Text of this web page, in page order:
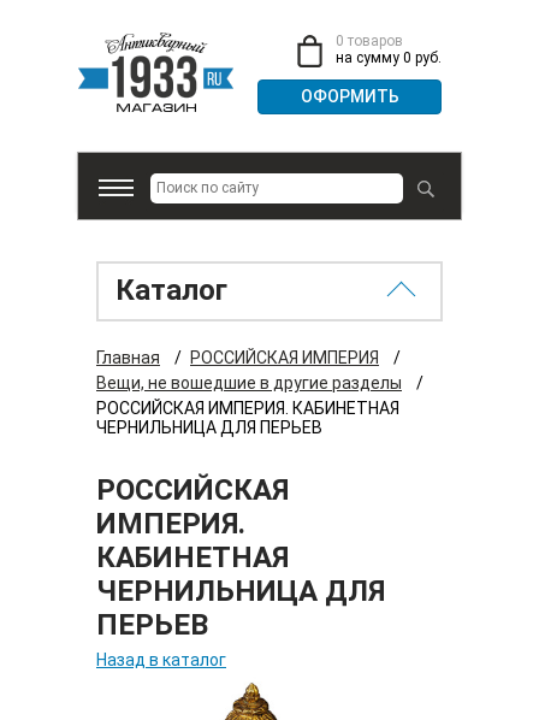
0 товаров
на сумму 0 руб.
Каталог
Главная / РОССИЙСКАЯ ИМПЕРИЯ
/
Вещи, не вошедшие в другие разделы
/
РОССИЙСКАЯ ИМПЕРИЯ. КАБИНЕТНАЯ
ЧЕРНИЛЬНИЦА ДЛЯ ПЕРЬЕВ
РОССИЙСКАЯ
ИМПЕРИЯ.
КАБИНЕТНАЯ
ЧЕРНИЛЬНИЦА ДЛЯ
ПЕРЬЕВ
Назад в каталог